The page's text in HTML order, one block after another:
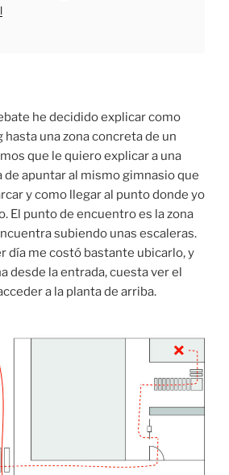
he decidido explicar como
hasta una zona concreta de un
que le quiero explicar a una
de apuntar al mismo gimnasio que
y como llegar al punto donde yo
El punto de encuentro es la zona
subiendo unas escaleras.
día me costó bastante ubicarlo, y
desde la entrada, cuesta ver el
a la planta de arriba.